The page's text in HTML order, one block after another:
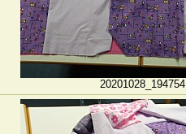
20201028_194754